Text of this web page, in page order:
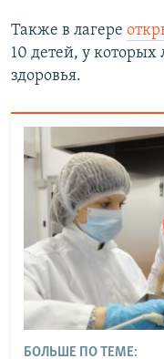
Также в лагере
10 детей, у которых
здоровья.
БОЛЬШЕ ПО ТЕМЕ: